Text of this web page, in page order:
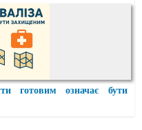
готовим означає бути